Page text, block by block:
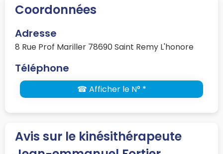
Coordonnées
Adresse
8 Rue Prof Mariller 78690 Saint Remy L'honore
Téléphone
☎ Afficher le N° *
Avis sur le kinésithérapeute